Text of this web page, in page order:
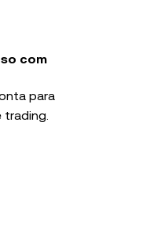
com
para
trading.